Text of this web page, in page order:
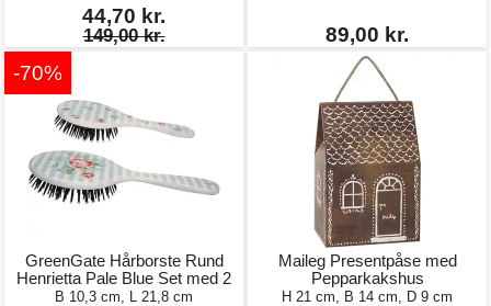
44,70 kr.
149,00 kr.
89,00 kr.
-70%
GreenGate Hårborste Rund
Henrietta Pale Blue Set med 2
B 10,3 cm, L 21,8 cm
Maileg Presentpåse med
Pepparkakshus
H 21 cm, B 14 cm, D 9 cm